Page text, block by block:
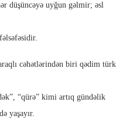
düşüncəyə uyğun gəlmir; əsl
cəhətlərindən biri qədim türk
“qürə” kimi artıq gündəlik
yaşayır.